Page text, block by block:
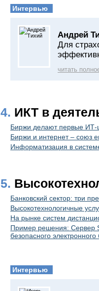
Интервью
Андрей
Для
читать
4. ИКТ в
Биржи делают первые ИТ-
Биржи и интернет – союз
Информатизация в
5.
Банковский сектор: три
Высокотехнологичные
На рынке систем
Пример решения: Сервер
безопасного электронного
Интервью